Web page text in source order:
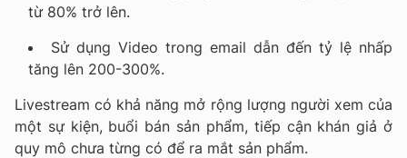
từ 80% trở lên.
Sử dụng Video trong email dẫn đến tỷ lệ nhấp
tăng lên 200-300%.
Livestream có khả năng mở rộng lượng người xem của
một sự kiện, buổi bán sản phẩm, tiếp cận khán giả ở
quy mô chưa từng có để ra mắt sản phẩm.